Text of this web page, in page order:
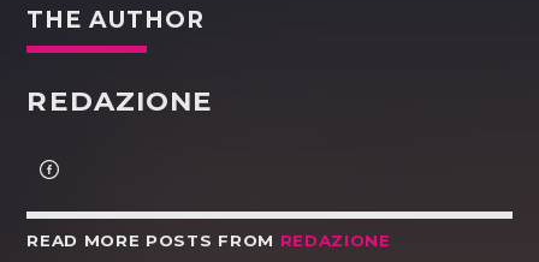
THE AUTHOR
REDAZIONE
READ MORE POSTS FROM REDAZIONE